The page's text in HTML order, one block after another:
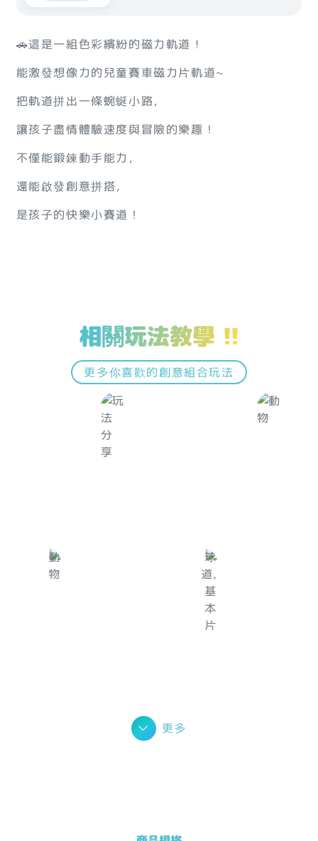
🚗這是一組色彩繽紛的磁力軌道 !
能激發想像力的兒童賽車磁力片軌道~
把軌道拼出一條蜿蜒小路，
讓孩子盡情體驗速度與冒險的樂趣！
不僅能鍛鍊動手能力，
還能啟發創意拼搭，
是孩子的快樂小賽道！
相關玩法教學 !!
更多你喜歡的創意組合玩法
更多